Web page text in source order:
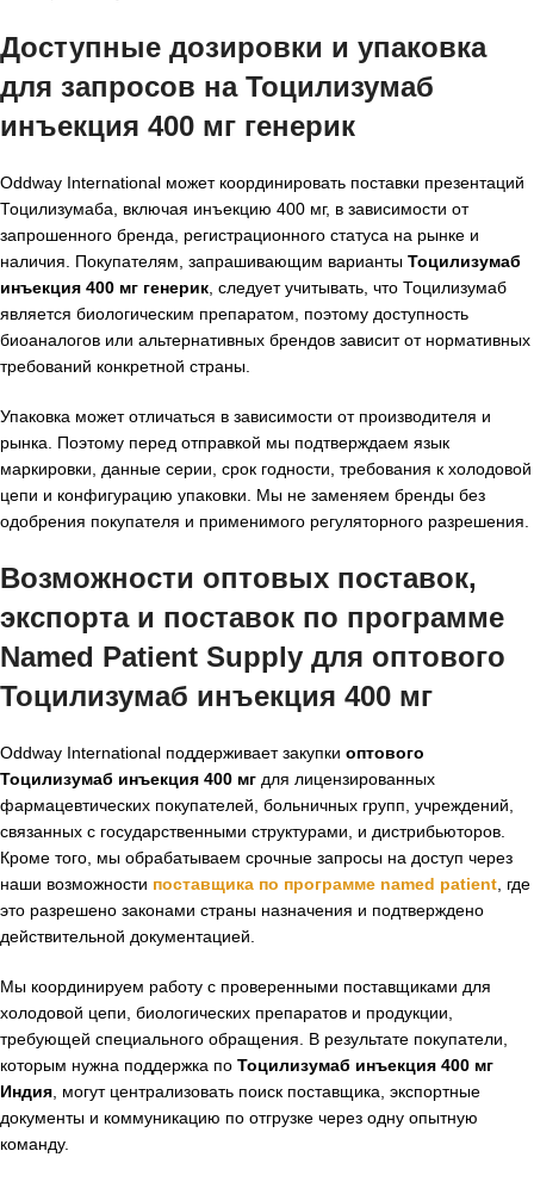
Доступные дозировки и упаковка
для запросов на Тоцилизумаб
инъекция 400 мг генерик
Oddway International может координировать поставки презентаций
Тоцилизумаба, включая инъекцию 400 мг, в зависимости от
запрошенного бренда, регистрационного статуса на рынке и
наличия. Покупателям, запрашивающим варианты Тоцилизумаб
инъекция 400 мг генерик , следует учитывать, что Тоцилизумаб
является биологическим препаратом, поэтому доступность
биоаналогов или альтернативных брендов зависит от нормативных
требований конкретной страны.
Упаковка может отличаться в зависимости от производителя и
рынка. Поэтому перед отправкой мы подтверждаем язык
маркировки, данные серии, срок годности, требования к холодовой
цепи и конфигурацию упаковки. Мы не заменяем бренды без
одобрения покупателя и применимого регуляторного разрешения.
Возможности оптовых поставок,
экспорта и поставок по программе
Named Patient Supply для оптового
Тоцилизумаб инъекция 400 мг
Oddway International поддерживает закупки оптового
Тоцилизумаб инъекция 400 мг для лицензированных
фармацевтических покупателей, больничных групп, учреждений,
связанных с государственными структурами, и дистрибьюторов.
Кроме того, мы обрабатываем срочные запросы на доступ через
наши возможности поставщика по программе named patient , где
это разрешено законами страны назначения и подтверждено
действительной документацией.
Мы координируем работу с проверенными поставщиками для
холодовой цепи, биологических препаратов и продукции,
требующей специального обращения. В результате покупатели,
которым нужна поддержка по Тоцилизумаб инъекция 400 мг
Индия , могут централизовать поиск поставщика, экспортные
документы и коммуникацию по отгрузке через одну опытную
команду.